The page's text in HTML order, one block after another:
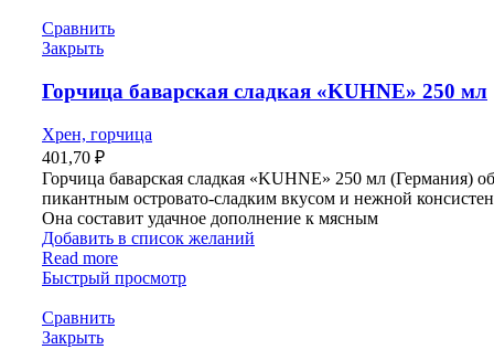
Сравнить
Закрыть
Горчица баварская сладкая «KUHNE» 250 мл
Хрен, горчица
401,70 ₽
Горчица баварская сладкая «KUHNE» 250 мл (Германия)
пикантным островато-сладким вкусом и нежной
Она составит удачное дополнение к мясным
Добавить в список желаний
Read more
Быстрый просмотр
Сравнить
Закрыть